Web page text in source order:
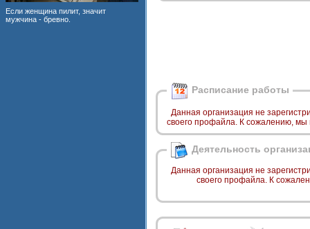
Если женщина пилит, значит
мужчина - бревно.
Расписание работы
Данная организация не
своего профайла. К сожалению,
Деятельность
Данная организация не
своего профайла. К